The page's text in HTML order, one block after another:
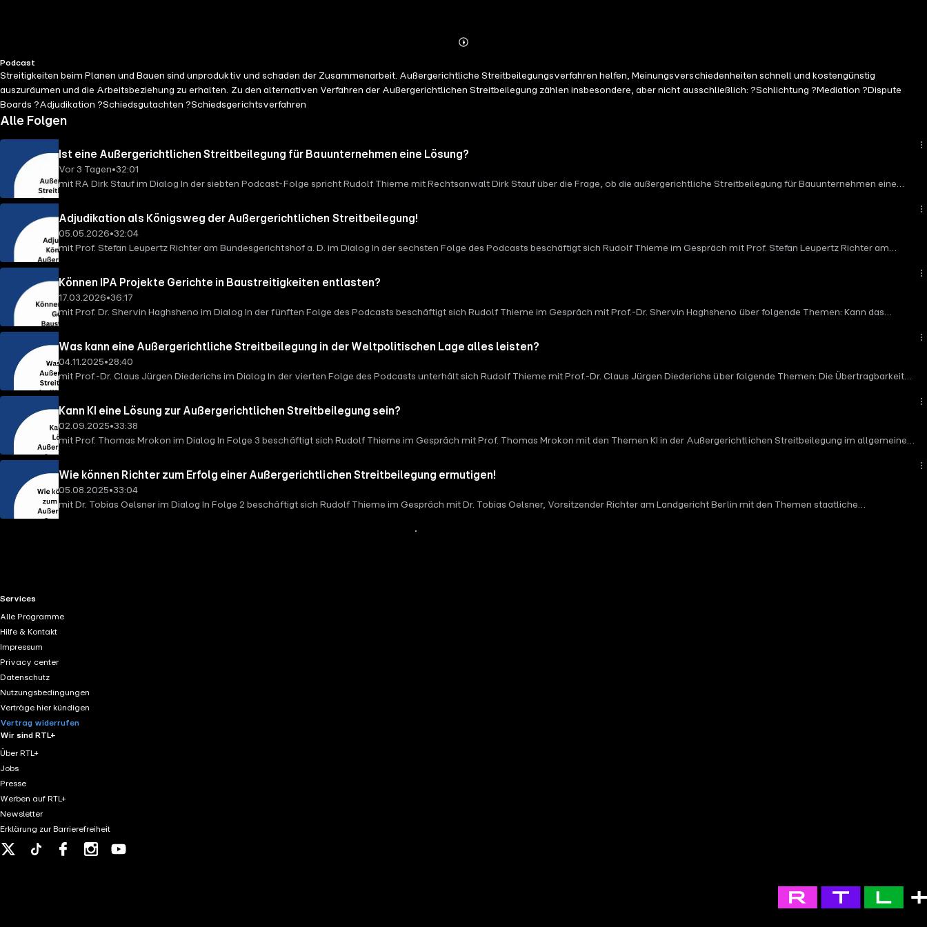
Mehr
Podcast
Streitigkeiten beim Planen und Bauen sind unproduktiv und schaden der Zusammenarbeit. Außergerichtliche Streitbeilegungsverfahren helfen, Meinungsverschiedenheiten schnell und kostengünstig
auszuräumen und die Arbeitsbeziehung zu erhalten. Zu den alternativen Verfahren der Außergerichtlichen Streitbeilegung zählen insbesondere, aber nicht ausschließlich: ?Schlichtung ?Mediation ?Dispute
Boards ?Adjudikation ?Schiedsgutachten ?Schiedsgerichtsverfahren
Alle Folgen
Ist eine Außergerichtlichen Streitbeilegung für Bauunternehmen eine Lösung?
Vor 3 Tagen•32:01
mit RA Dirk Stauf im Dialog In der siebten Podcast-Folge spricht Rudolf Thieme mit Rechtsanwalt Dirk Stauf über die Frage, ob die außergerichtliche Streitbeilegung für Bauunternehmen eine
der Bundesvereinigung Mittelständischer Bauunternehmen e.V. (BVMB). Gemeinsam beleuchten die Gesprächspartner die Möglichkeiten alternativer Konfliktlösungsverfahren, deren Vor- und
Nachteile sowie die Bedeutung einer frühzeitigen und konstruktiven Streitlösung für Bauunternehmen. Freuen Sie sich auf praxisnahe Einblicke, wertvolle Erfahrungen aus dem Bau- und
Adjudikation als Königsweg der Außergerichtlichen Streitbeilegung!
05.05.2026•32:04
mit Prof. Stefan Leupertz Richter am Bundesgerichtshof a. D. im Dialog In der sechsten Folge des Podcasts beschäftigt sich Rudolf Thieme im Gespräch mit Prof. Stefan Leupertz Richter am
Adjudikation konkret zwischen den Parteien aussehen? Was ist der Unterschied zwischen einer Adjudikation und einem DAB und was brauchst es um eine Adjudikation durchzuführen? Prof.
Stefan Leupertz - Schiedsrichter - Schlichter - Adjudikator und Richter am Bundesgerichtshof a. D. spricht über seine Erfahrungen von durchgeführten Adjudikationen in Deutschland und schaut
Können IPA Projekte Gerichte in Baustreitigkeiten entlasten?
17.03.2026•36:17
mit Prof. Dr. Shervin Haghsheno im Dialog In der fünften Folge des Podcasts beschäftigt sich Rudolf Thieme im Gespräch mit Prof.-Dr. Shervin Haghsheno über folgende Themen: Kann das
Unterschied zwischen der klassischen Vorgehensweise in Bauprojekten zur Methode eines IPA Bauprojektes. Prof.-Dr. Shervin Haghsheno spricht über seine Erfahrungen mit IPA Projekten und
schaut parallel auf die klassische Vorgehensweise in Bauprojekten und deren Möglichkeiten hin zu einer "Außergerichtlichen Streitbeilegung".
Was kann eine Außergerichtliche Streitbeilegung in der Weltpolitischen Lage alles leisten?
04.11.2025•28:40
mit Prof.-Dr. Claus Jürgen Diederichs im Dialog In der vierten Folge des Podcasts unterhält sich Rudolf Thieme mit Prof.-Dr. Claus Jürgen Diederichs über folgende Themen: Die Übertragbarkeit
den sich die DGA Bau zur Aufgabe machen sollte. Prof.-Dr. Claus Jürgen Diederichs erläutert seine Erfahrungen als aktiver Streitlöser und erweitert den Blickwinkel auf die “Welt der
Außergerichtlichen Streitbeilegung”.
Kann KI eine Lösung zur Außergerichtlichen Streitbeilegung sein?
02.09.2025•33:38
mit Prof. Thomas Mrokon im Dialog In Folge 3 beschäftigt sich Rudolf Thieme im Gespräch mit Prof. Thomas Mrokon mit den Themen KI in der Außergerichtlichen Streitbeilegung im allgemeinem
innerhalb und außerhalb der wissenschaftlichen Lehre und schaut auch über den Tellerrand hinaus.
Wie können Richter zum Erfolg einer Außergerichtlichen Streitbeilegung ermutigen!
05.08.2025•33:04
mit Dr. Tobias Oelsner im Dialog In Folge 2 beschäftigt sich Rudolf Thieme im Gespräch mit Dr. Tobias Oelsner, Vorsitzender Richter am Landgericht Berlin mit den Themen staatliche
Disput Board in Großprojekten. Dr. Tobias Oelsner spricht über seine Erfahrungen als aktiver Richter und schaut auch über den Tellerrand "Außergerichtlichen Streitbeilegung" hinaus.
RTL+ useful links.
Services
Alle Programme
Hilfe & Kontakt
Impressum
Privacy center
Datenschutz
Nutzungsbedingungen
Verträge hier kündigen
Vertrag widerrufen
Wir sind RTL+
Über RTL+
Jobs
Presse
Werben auf RTL+
Newsletter
Erklärung zur Barrierefreiheit
Tiktok FacebookInstagram